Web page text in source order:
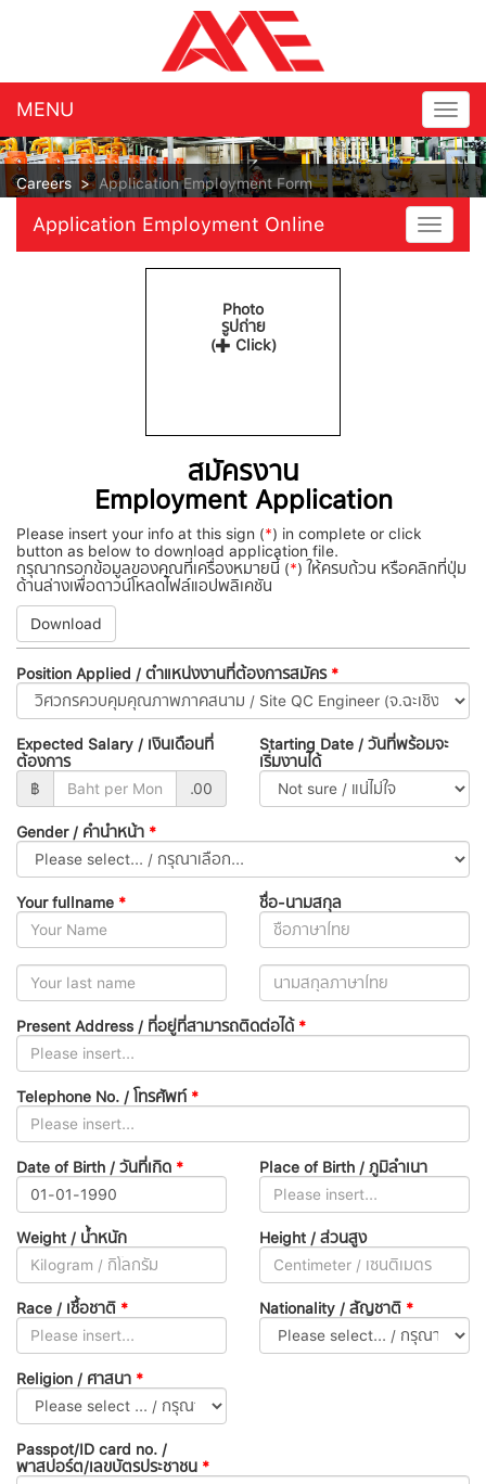
MENU
Careers >Application Employment Form
Toggle
Application Employment Online
Photo
รูปถ่าย
(
Click)
สมัครงาน
Employment Application
Please insert your info at this sign (*) in complete or click
button as below to download application file.
กรุณากรอกข้อมูลของคุณที่เครื่องหมายนี้ (*) ให้ครบถ้วน หรือคลิกที่ปุ่ม
ด้านล่างเพื่อดาวน์โหลดไฟล์แอปพลิเคชัน
Download
Position Applied / ตำแหน่งงานที่ต้องการสมัคร *
Expected Salary / เงินเดือนที่
ต้องการ
฿
.00
Starting Date / วันที่พร้อมจะ
เริ่มงานได้
Gender / คำนำหน้า *
Your fullname * ชื่อ-นามสกุล
Present Address / ที่อยู่ที่สามารถติดต่อได้ *
Telephone No. / โทรศัพท์ *
Date of Birth / วันที่เกิด * Place of Birth / ภูมิลำเนา
Weight / น้ำหนัก Height / ส่วนสูง
Race / เชื้อชาติ * Nationality / สัญชาติ *
Religion / ศาสนา *
Passpot/ID card no. /
พาสปอร์ต/เลขบัตรประชาชน *